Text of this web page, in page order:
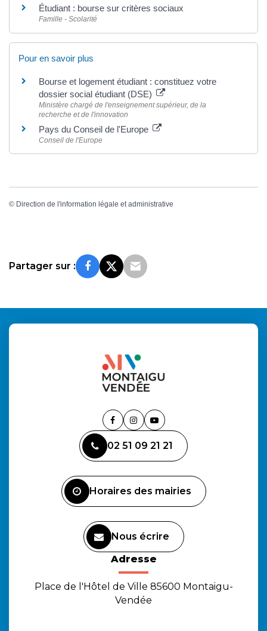
Étudiant : bourse sur critères sociaux
Famille - Scolarité
Pour en savoir plus
Bourse et logement étudiant : constituez votre
dossier social étudiant (DSE)
Ministère chargé de l'enseignement supérieur, de la
recherche et de l'innovation
Pays du Conseil de l'Europe
Conseil de l'Europe
© Direction de l'information légale et administrative
Partager sur :
Lien
le
compte
Lien
le
compte
Lien
la
chaîne
02 51 09 21 21
Horaires des mairies
Nous écrire
Adresse
Place de l'Hôtel de Ville 85600 Montaigu-
Vendée